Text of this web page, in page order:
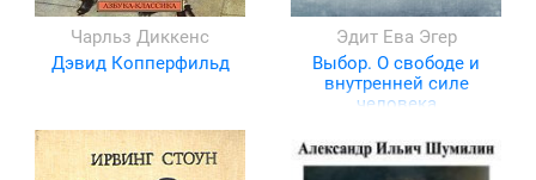
Чарльз Диккенс
Дэвид Копперфильд
Эдит Ева Эгер
Выбор. О свободе и
внутренней силе
человека